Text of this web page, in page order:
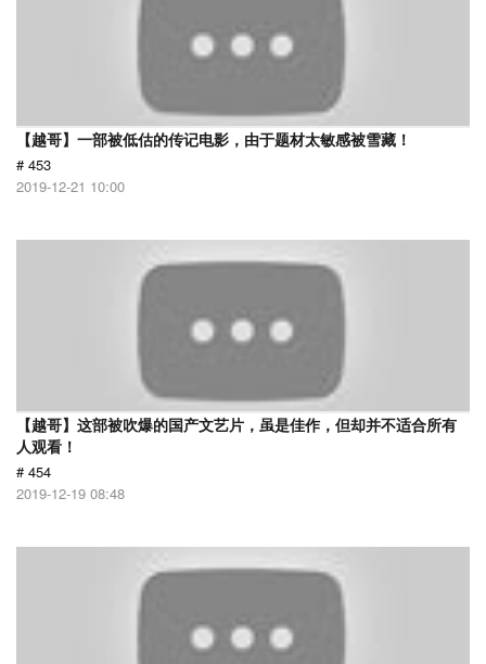
【越哥】一部被低估的传记电影，由于题材太敏感被雪藏！
# 453
2019-12-21 10:00
【越哥】这部被吹爆的国产文艺片，虽是佳作，但却并不适合所有
人观看！
# 454
2019-12-19 08:48